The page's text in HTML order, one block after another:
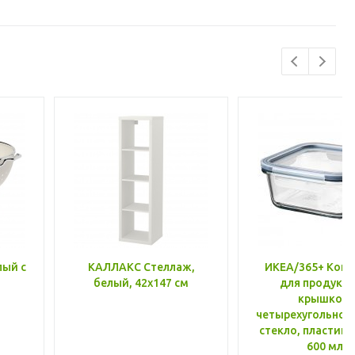
с
КАЛЛАКС Стеллаж,
белый, 42x147 см
ИКЕА/365+
для
крышкой,
стекло, пластик
600 мл